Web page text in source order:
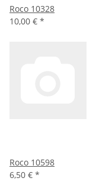
Roco 10328
10,00 € *
Roco 10598
6,50 € *